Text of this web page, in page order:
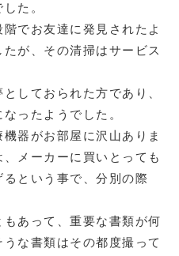
た。
でお友達に発見されたよ
が、その清掃はサービス
しておられた方であり、
ったようでした。
器がお部屋に沢山ありま
メーカーに買いとっても
という事で、分別の際
あって、重要な書類が何
な書類はその都度撮って